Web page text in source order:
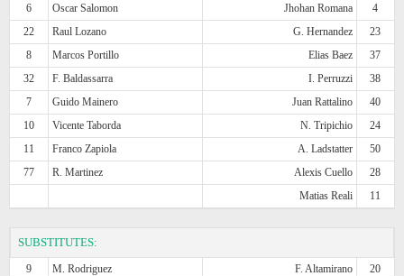
6
Oscar Salomon Jhohan Romana
4
22
Raul Lozano G. Hernandez
23
8
Marcos Portillo Elias Baez
37
32
F. Baldassarra I. Perruzzi
38
7
Guido Mainero Juan Rattalino
40
10
Vicente Taborda N. Tripichio
24
11
Franco Zapiola A. Ladstatter
50
77
R. Martinez Alexis Cuello
28
Matias Reali
11
SUBSTITUTES:
9 M. Rodriguez F. Altamirano
20